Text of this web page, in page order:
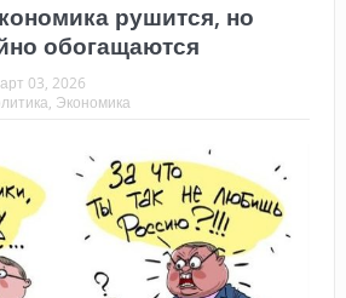
рушится, но
обогащаются
03, 2026
Экономика